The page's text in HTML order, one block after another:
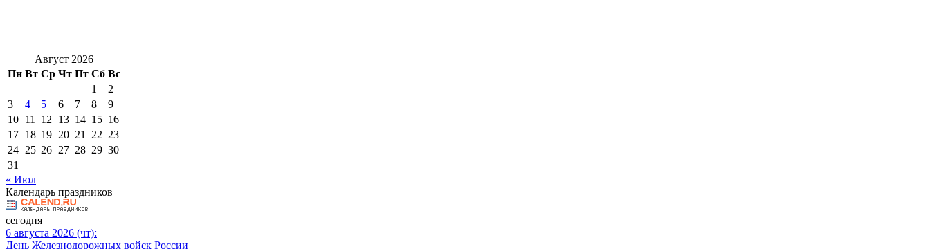
Август 2026
Пн Вт Ср Чт Пт Сб Вс
1
2
3
4 5 6 7 8
9
10 11 12 13 14 15 16
17 18 19 20 21 22 23
24 25 26 27 28 29 30
31
« Июл
Календарь праздников
сегодня
6 августа 2026 (чт):
День Железнодорожных войск России